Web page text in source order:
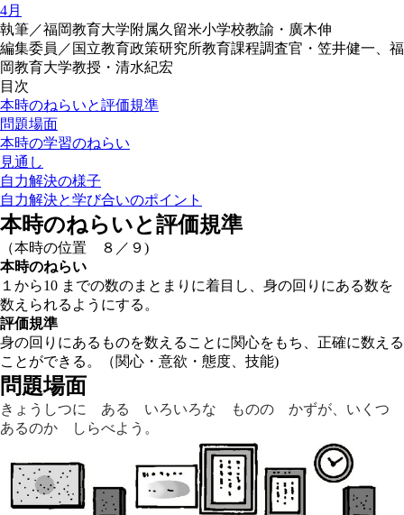
4月
執筆／福岡教育大学附属久留米小学校教諭・廣木伸
編集委員／国立教育政策研究所教育課程調査官・笠井健一、福
岡教育大学教授・清水紀宏
目次
本時のねらいと評価規準
問題場面
本時の学習のねらい
見通し
自力解決の様子
自力解決と学び合いのポイント
本時のねらいと評価規準
（本時の位置 ８／９)
本時のねらい
１から10 までの数のまとまりに着目し、身の回りにある数を
数えられるようにする。
評価規準
身の回りにあるものを数えることに関心をもち、正確に数える
ことができる。（関心・意欲・態度、技能)
問題場面
きょうしつに ある いろいろな ものの かずが、いくつ
あるのか しらべよう。